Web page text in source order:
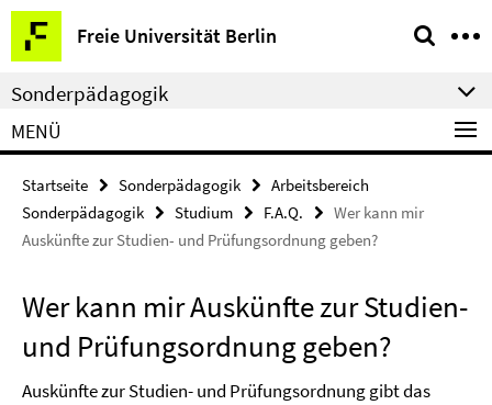
Springe
direkt
zu
Inhalt
Freie Universität Berlin
Service-
Navigation
Sonderpädagogik
MENÜ
Startseite Sonderpädagogik
Arbeitsbereich
Sonderpädagogik
Studium F.A.Q.
Wer kann mir
Auskünfte zur Studien- und Prüfungsordnung geben?
Wer kann mir Auskünfte zur Studien-
und Prüfungsordnung geben?
Auskünfte zur Studien- und Prüfungsordnung gibt das